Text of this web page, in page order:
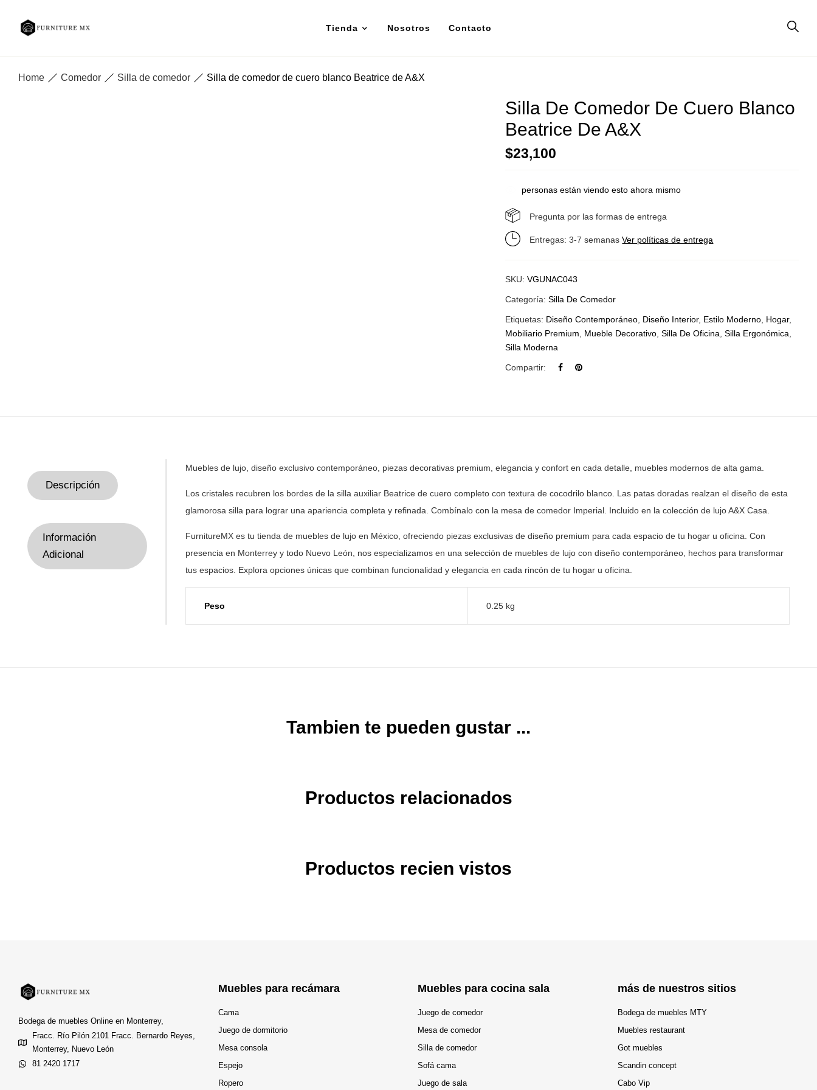
Tienda Nosotros Contacto
Home Comedor Silla de comedor Silla de comedor de cuero blanco Beatrice de A&X
Silla De Comedor De Cuero Blanco
Beatrice De A&X
$23,100
personas están viendo esto ahora mismo
Pregunta por las formas de entrega
Entregas: 3-7 semanasVer políticas de entrega
SKU:VGUNAC043
Categoría:Silla De Comedor
Etiquetas: Diseño Contemporáneo Diseño Interior, Estilo Moderno Hogar,
Mobiliario Premium
Mueble Decorativo ,Silla De Oficina ,Silla Ergonómica
Silla Moderna
Compartir:
Descripción
Información
Adicional
Muebles de lujo, diseño exclusivo contemporáneo, piezas decorativas premium, elegancia y confort en cada detalle, muebles modernos de alta gama.
Los cristales recubren los bordes de la silla auxiliar Beatrice de cuero completo con textura de cocodrilo blanco. Las patas doradas realzan el diseño de esta
glamorosa silla para lograr una apariencia completa y refinada. Combínalo con la mesa de comedor Imperial. Incluido en la colección de lujoA&X Casa.
FurnitureMX es tu tienda de muebles de lujo en México, ofreciendo piezas exclusivas de diseño premium para cada espacio de tu hogar u oficina. Con
presencia en Monterrey y todo Nuevo León, nos especializamos en una selección de muebles de lujo con diseño contemporáneo, hechos para transformar
tus espacios. Explora opciones únicas que combinan funcionalidad y elegancia en cada rincón de tu hogar u oficina.
Peso 0.25 kg
Tambien te pueden gustar ...
Productos relacionados
Productos recien vistos
Bodega de muebles Online en Monterrey,
Fracc. Río Pilón 2101 Fracc. Bernardo Reyes,
Monterrey, Nuevo León
81 2420 1717
Muebles para recámara
Cama
Juego de dormitorio
Mesa consola
Espejo
Ropero
Muebles para cocina sala
Juego de comedor
Mesa de comedor
Silla de comedor
Sofá cama
Juego de sala
más de nuestros sitios
Bodega de muebles MTY
Muebles restaurant
Got muebles
Scandin concept
Cabo Vip